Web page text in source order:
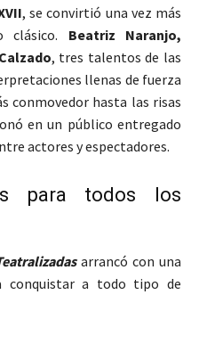
, se convirtió una vez más
clásico. Beatriz Naranjo,
, tres talentos de las
llenas de fuerza
conmovedor hasta las risas
en un público entregado
actores y espectadores.
para todos los
arrancó con una
conquistar a todo tipo de